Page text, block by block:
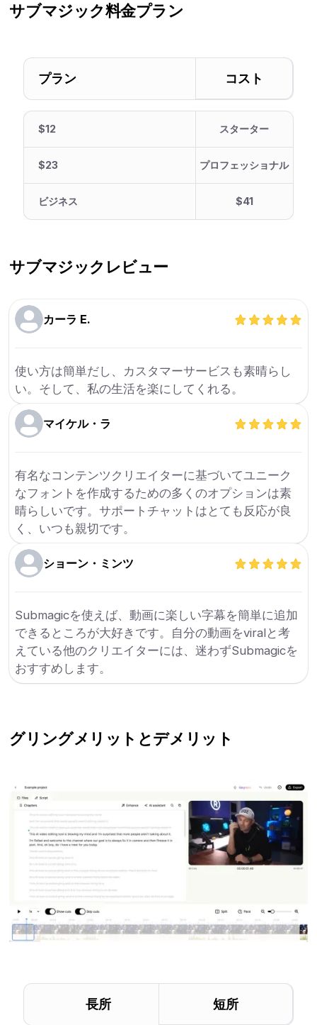
サブマジック料金プラン
プラン コスト
$12 スターター
$23 プロフェッショナル
ビジネス $41
サブマジック レビュー
カーラ E.
使い方は簡単だし、カスタマーサービスも素晴らし
い。そして、私の生活を楽にしてくれる。
マイケル・ラ
有名なコンテンツクリエイターに基づいてユニーク
なフォントを作成するための多くのオプションは素
晴らしいです。サポートチャットはとても反応が良
く、いつも親切です。
ショーン・ミンツ
Submagicを使えば、動画に楽しい字幕を簡単に追加
できるところが大好きです。自分の動画をviralと考
えている他のクリエイターには、迷わずSubmagicを
おすすめします。
グリングメリットとデメリット
長所 短所